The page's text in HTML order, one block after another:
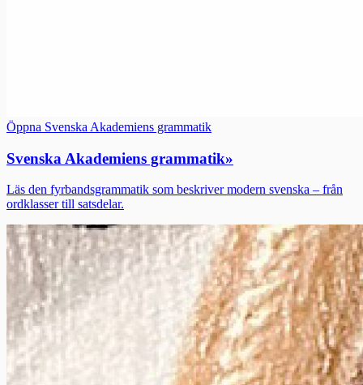
Öppna Svenska Akademiens grammatik
Svenska Akademiens grammatik»
Läs den fyrbandsgrammatik som beskriver modern svenska – från
ordklasser till satsdelar.